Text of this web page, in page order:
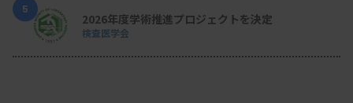
5
2026年度学術推進プロジェクトを決定
検査医学会